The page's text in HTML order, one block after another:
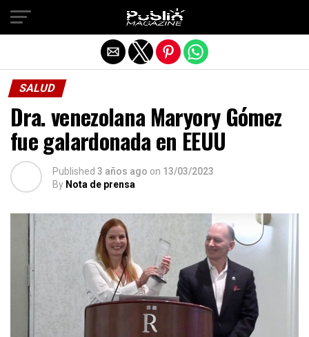
SALUD
Dra. venezolana Maryory Gómez
fue galardonada en EEUU
Published 3 años ago on 13/03/2023
By Nota de prensa
Salir de la versión móvil